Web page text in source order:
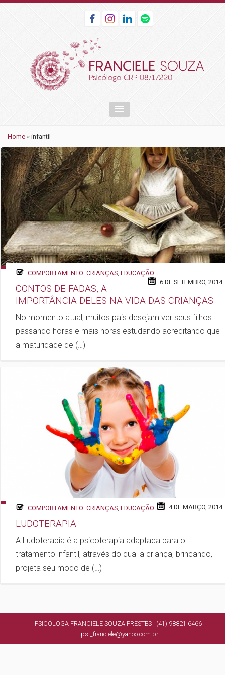
Home » infantil
COMPORTAMENTO CRIANÇAS EDUCAÇÃO
6 DE SETEMBRO, 2014
CONTOS DE FADAS, A
IMPORTÂNCIA DELES NA VIDA DAS CRIANÇAS
No momento atual, muitos pais desejam ver seus filhos
passando horas e mais horas estudando acreditando que
a maturidade de (…)
COMPORTAMENTO, CRIANÇAS, EDUCAÇÃO 4 DE MARÇO, 2014
LUDOTERAPIA
A Ludoterapia é a psicoterapia adaptada para o
tratamento infantil, através do qual a criança, brincando,
projeta seu modo de (…)
PSICÓLOGA FRANCIELE SOUZA PRESTES | (41) 98821 6466 |
psi_franciele@yahoo.com.br